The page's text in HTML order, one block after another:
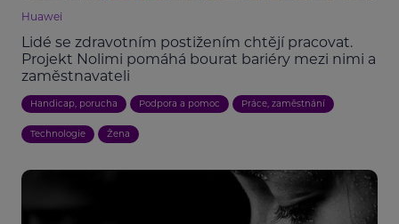
Huawei
Lidé se zdravotním postižením chtějí pracovat.
Projekt Nolimi pomáhá bourat bariéry mezi nimi a
zaměstnavateli
Handicap, porucha Podpora a pomoc Práce, zaměstnání
Technologie Žena